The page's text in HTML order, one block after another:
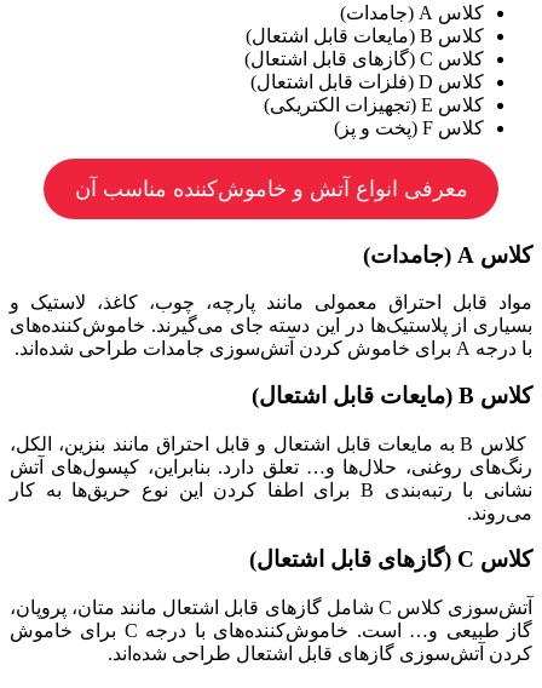
کلاس A (جامدات)
کلاس B (مایعات قابل اشتعال)
کلاس C (گازهای قابل اشتعال)
کلاس D (فلزات قابل اشتعال)
کلاس E (تجهیزات الکتریکی)
کلاس F (پخت و پز)
معرفی انواع آتش و خاموش‌کننده مناسب آن
کلاس A (جامدات)
مواد قابل احتراق معمولی مانند پارچه، چوب، کاغذ، لاستیک و
بسیاری از پلاستیک‌ها در این دسته جای می‌گیرند. خاموش‌کننده‌های
با درجه A برای خاموش کردن آتش‌سوزی جامدات طراحی شده‌اند.
کلاس B (مایعات قابل اشتعال)
کلاس B به مایعات قابل اشتعال و قابل احتراق مانند بنزین، الکل،
رنگ‌های روغنی، حلال‌ها و… تعلق دارد. بنابراین، کپسول‌های آتش
نشانی با رتبه‌بندی B برای اطفا کردن این نوع حریق‌ها به کار
می‌روند.
کلاس C (گازهای قابل اشتعال)
آتش‌سوزی کلاس C شامل گازهای قابل اشتعال مانند متان، پروپان،
گاز طبیعی و… است. خاموش‌کننده‌های با درجه C برای خاموش
کردن آتش‌سوزی‌ گازهای قابل اشتعال طراحی شده‌اند.